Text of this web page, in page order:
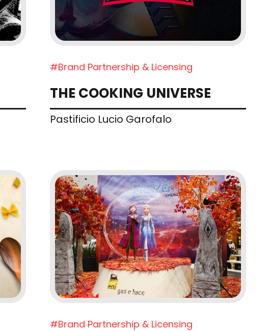
#Brand Partnership & Licensing
THE COOKING UNIVERSE
Pastificio Lucio Garofalo
#Brand Partnership & Licensing